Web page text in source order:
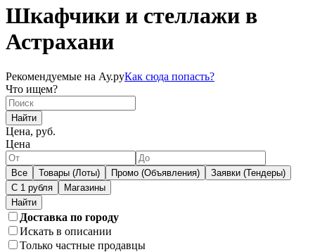
Шкафчики и стеллажи в
Астрахани
Рекомендуемые на Ау.руКак сюда попасть?
Что ищем?
Найти
Цена, руб.
Цена
Все Товары (Лоты) Промо (Объявления)
Заявки (Тендеры)
С 1 рубля
Магазины
Доставка по городу
Искать в описании
Только частные продавцы